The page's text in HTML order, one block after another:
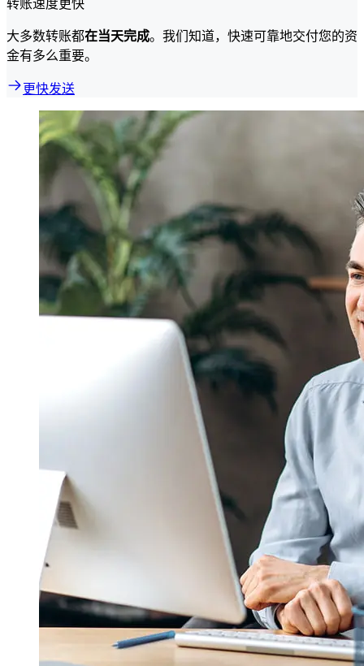
转账速度更快
大多数转账都在当天完成。我们知道，快速可靠地交付您的资
金有多么重要。
更快发送